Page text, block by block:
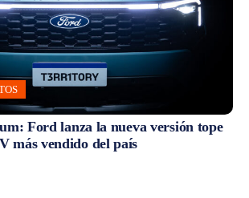
Ford lanza la nueva versión tope
más vendido del país